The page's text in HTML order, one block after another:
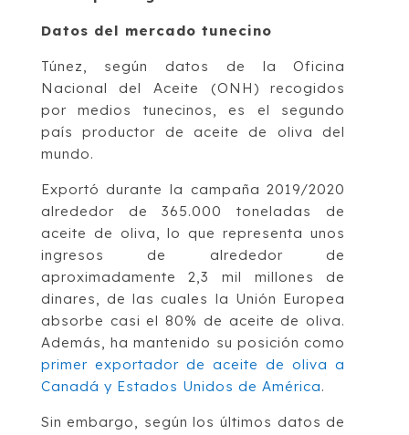
Datos del mercado tunecino
Túnez, según datos de la Oficina
Nacional del Aceite (ONH) recogidos
por medios tunecinos, es el segundo
país productor de aceite de oliva del
mundo.
Exportó durante la campaña 2019/2020
alrededor de 365.000 toneladas de
aceite de oliva, lo que representa unos
ingresos de alrededor de
aproximadamente 2,3 mil millones de
dinares, de las cuales la Unión Europea
absorbe casi el 80% de aceite de oliva.
Además, ha mantenido su posición como
primer exportador de aceite de oliva a
Canadá y Estados Unidos de América.
Sin embargo, según los últimos datos de